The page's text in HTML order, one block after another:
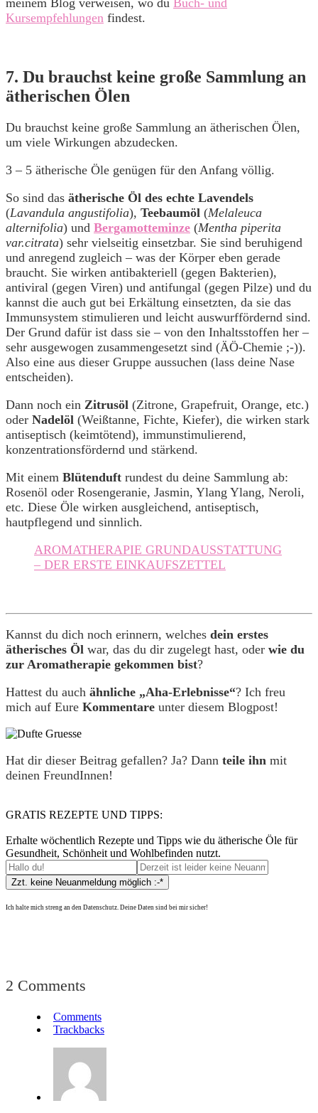
meinem Blog verweisen, wo du Buch- und
Kursempfehlungen findest.
7. Du brauchst keine große Sammlung an
ätherischen Ölen
Du brauchst keine große Sammlung an ätherischen Ölen,
um viele Wirkungen abzudecken.
3 – 5 ätherische Öle genügen für den Anfang völlig.
So sind das ätherische Öl des echte Lavendels
(Lavandula angustifolia), Teebaumöl (Melaleuca
alternifolia) und Bergamotteminze (Mentha piperita
var.citrata) sehr vielseitig einsetzbar. Sie sind beruhigend
und anregend zugleich – was der Körper eben gerade
braucht. Sie wirken antibakteriell (gegen Bakterien),
antiviral (gegen Viren) und antifungal (gegen Pilze) und du
kannst die auch gut bei Erkältung einsetzten, da sie das
Immunsystem stimulieren und leicht auswurffördernd sind.
Der Grund dafür ist dass sie – von den Inhaltsstoffen her –
sehr ausgewogen zusammengesetzt sind (ÄÖ-Chemie ;-)).
Also eine aus dieser Gruppe aussuchen (lass deine Nase
entscheiden).
Dann noch ein Zitrusöl (Zitrone, Grapefruit, Orange, etc.)
oder Nadelöl (Weißtanne, Fichte, Kiefer), die wirken stark
antiseptisch (keimtötend), immunstimulierend,
konzentrationsfördernd und stärkend.
Mit einem Blütenduft rundest du deine Sammlung ab:
Rosenöl oder Rosengeranie, Jasmin, Ylang Ylang, Neroli,
etc. Diese Öle wirken ausgleichend, antiseptisch,
hautpflegend und sinnlich.
AROMATHERAPIE GRUNDAUSSTATTUNG
– DER ERSTE EINKAUFSZETTEL
Kannst du dich noch erinnern, welches dein erstes
ätherisches Öl war, das du dir zugelegt hast, oder wie du
zur Aromatherapie gekommen bist?
Hattest du auch ähnliche „Aha-Erlebnisse“? Ich freu
mich auf Eure Kommentare unter diesem Blogpost!
Hat dir dieser Beitrag gefallen? Ja? Dann teile ihn mit
deinen FreundInnen!
GRATIS REZEPTE UND TIPPS:
Erhalte wöchentlich Rezepte und Tipps wie du ätherische Öle für
Gesundheit, Schönheit und Wohlbefinden nutzt.
Ich halte mich streng an den Datenschutz. Deine Daten sind bei mir sicher!
2 Comments
Comments
Trackbacks